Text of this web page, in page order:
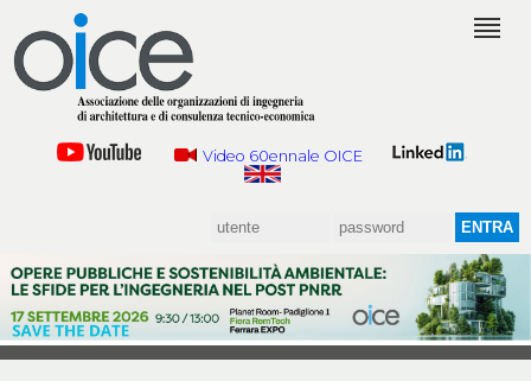
Video 60ennale OICE